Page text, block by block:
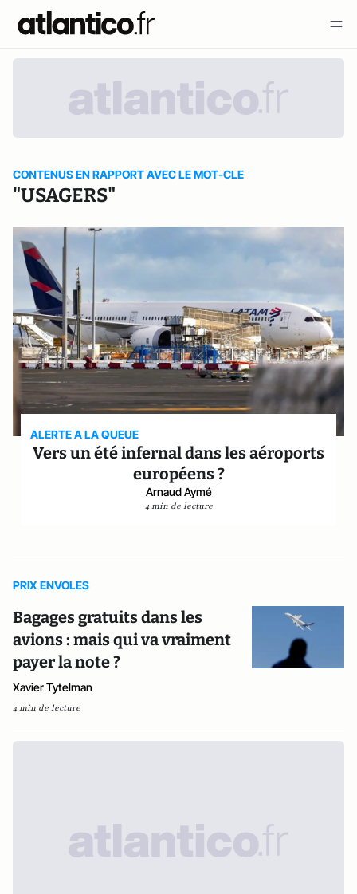
CONTENUS EN RAPPORT AVEC LE MOT-CLE
"USAGERS"
ALERTE A LA QUEUE
Vers un été infernal dans les aéroports
européens ?
Arnaud Aymé
4 min de lecture
PRIX ENVOLES
Bagages gratuits dans les
avions : mais qui va vraiment
payer la note ?
Xavier Tytelman
4 min de lecture